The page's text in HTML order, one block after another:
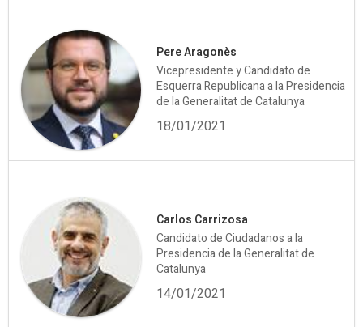
Pere Aragonès
Vicepresidente y Candidato de
Esquerra Republicana a la Presidencia
de la Generalitat de Catalunya
18/01/2021
Carlos Carrizosa
Candidato de Ciudadanos a la
Presidencia de la Generalitat de
Catalunya
14/01/2021